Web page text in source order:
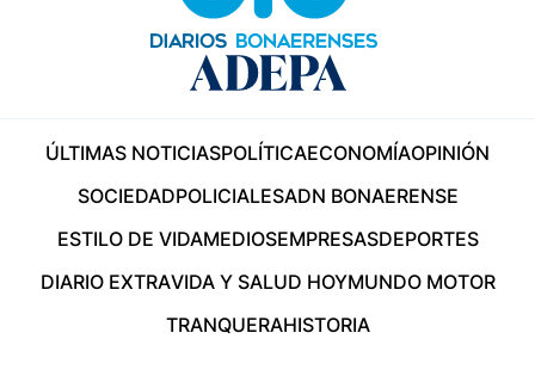
ÚLTIMAS NOTICIASPOLÍTICAECONOMÍAOPINIÓN
SOCIEDADPOLICIALESADN BONAERENSE
ESTILO DE VIDAMEDIOSEMPRESASDEPORTES
DIARIO EXTRAVIDA Y SALUD HOYMUNDO MOTOR
TRANQUERAHISTORIA